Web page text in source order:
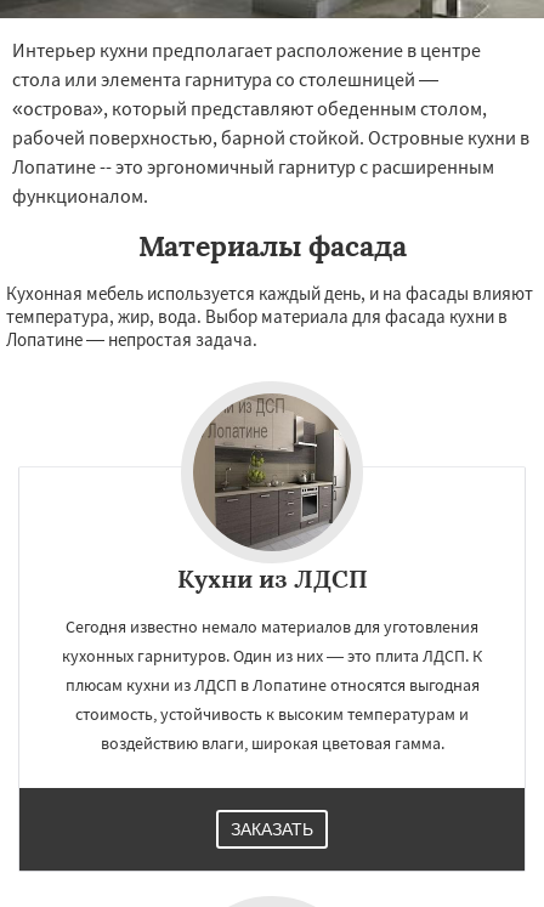
Интерьер кухни предполагает расположение в центре
стола или элемента гарнитура со столешницей —
«острова», который представляют обеденным столом,
рабочей поверхностью, барной стойкой. Островные кухни в
Лопатине -- это эргономичный гарнитур с расширенным
функционалом.
Материалы фасада
Кухонная мебель используется каждый день, и на фасады влияют
температура, жир, вода. Выбор материала для фасада кухни в
Лопатине — непростая задача.
Кухни из ЛДСП
Сегодня известно немало материалов для уготовления
кухонных гарнитуров. Один из них — это плита ЛДСП. К
плюсам кухни из ЛДСП в Лопатине относятся выгодная
стоимость, устойчивость к высоким температурам и
воздействию влаги, широкая цветовая гамма.
ЗАКАЗАТЬ